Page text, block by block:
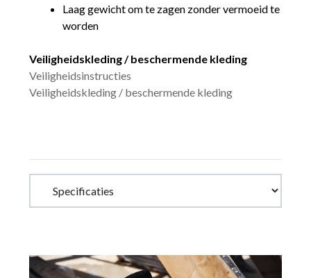
Laag gewicht om te zagen zonder vermoeid te
worden
Veiligheidskleding / beschermende kleding
Veiligheidsinstructies
Veiligheidskleding / beschermende kleding